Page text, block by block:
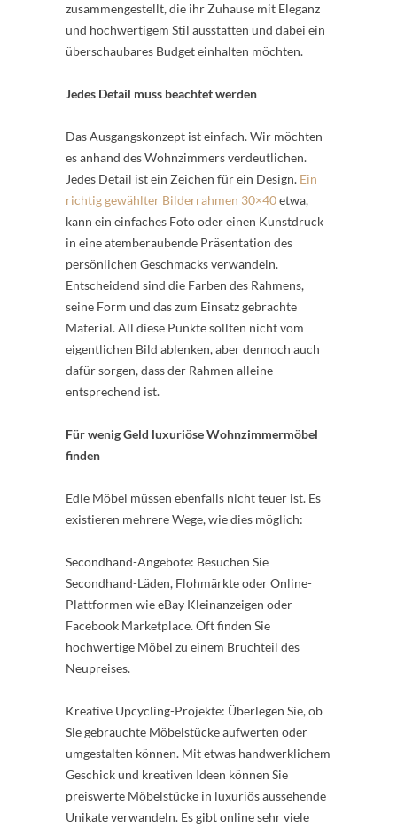
zusammengestellt, die ihr Zuhause mit Eleganz
und hochwertigem Stil ausstatten und dabei ein
überschaubares Budget einhalten möchten.
Jedes Detail muss beachtet werden
Das Ausgangskonzept ist einfach. Wir möchten
es anhand des Wohnzimmers verdeutlichen.
Jedes Detail ist ein Zeichen für ein Design. Ein
richtig gewählter Bilderrahmen 30×40etwa,
kann ein einfaches Foto oder einen Kunstdruck
in eine atemberaubende Präsentation des
persönlichen Geschmacks verwandeln.
Entscheidend sind die Farben des Rahmens,
seine Form und das zum Einsatz gebrachte
Material. All diese Punkte sollten nicht vom
eigentlichen Bild ablenken, aber dennoch auch
dafür sorgen, dass der Rahmen alleine
entsprechend ist.
Für wenig Geld luxuriöse Wohnzimmermöbel
finden
Edle Möbel müssen ebenfalls nicht teuer ist. Es
existieren mehrere Wege, wie dies möglich:
Secondhand-Angebote: Besuchen Sie
Secondhand-Läden, Flohmärkte oder Online-
Plattformen wie eBay Kleinanzeigen oder
Facebook Marketplace. Oft finden Sie
hochwertige Möbel zu einem Bruchteil des
Neupreises.
Kreative Upcycling-Projekte: Überlegen Sie, ob
Sie gebrauchte Möbelstücke aufwerten oder
umgestalten können. Mit etwas handwerklichem
Geschick und kreativen Ideen können Sie
preiswerte Möbelstücke in luxuriös aussehende
Unikate verwandeln. Es gibt online sehr viele